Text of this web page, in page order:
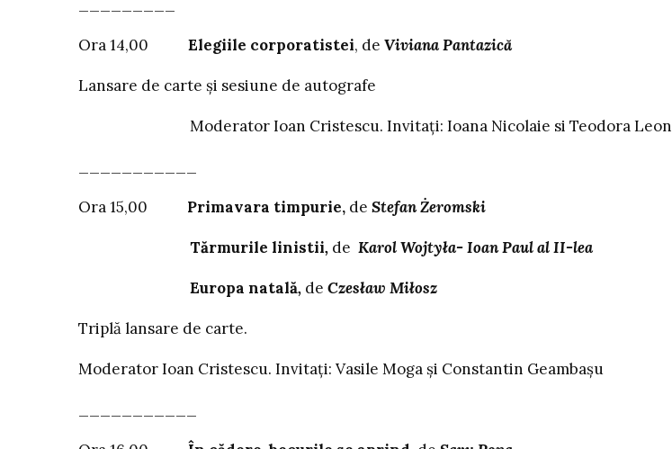
Ora 14,00 Elegiile corporatistei, de Viviana Pantazică
Lansare de carte și sesiune de autografe
Moderator Ioan Cristescu. Invitați: Ioana Nicolaie si Teodora Leon
Ora 15,00 Primavara timpurie, de Stefan Żeromski
Tărmurile linistii, de Karol Wojtyła- Ioan Paul al II-lea
Europa natală, de Czesław Miłosz
Triplă lansare de carte.
Moderator Ioan Cristescu. Invitați: Vasile Moga și Constantin Geambașu